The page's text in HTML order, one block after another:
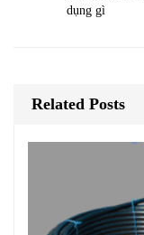
dụng gì
Related Posts